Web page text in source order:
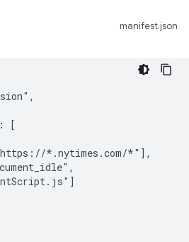
manifest.json
[
*.nytimes.com/*"],